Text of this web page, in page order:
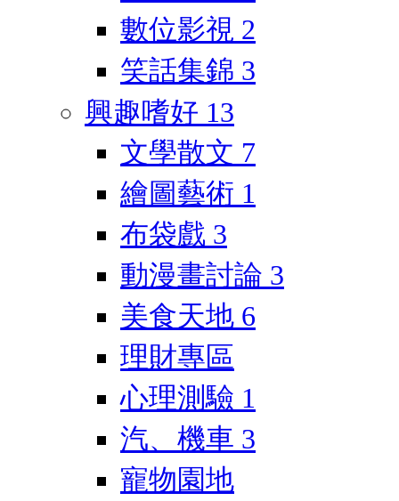
數位影視 2
笑話集錦 3
興趣嗜好 13
文學散文 7
繪圖藝術 1
布袋戲 3
動漫畫討論 3
美食天地 6
理財專區
心理測驗 1
汽、機車 3
寵物園地